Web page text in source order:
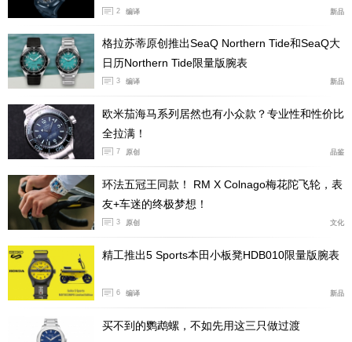
不同品牌矿物宝石作品，流行风强劲
尽管各家称呼不同，有称“硬质宝石”、有称“玉石”、有
称“装饰宝石”，但它们指向相同，我们取地质学上最原本
矿石能量玄学也席卷至制表领域，“生命力与保护之石”“智
慧与专注之石”“幸运机遇与能量疗愈之石”……就像星座命
理一样，“能量石”概念也可以增加腕表与人的互动，加强
腕表与人的关系。
2 编译 新品
格拉苏蒂原创推出SeaQ Northern Tide和SeaQ大
日历Northern Tide限量版腕表
3 编译 新品
欧米茄海马系列居然也有小众款？专业性和性价比
全拉满！
7 原创 品鉴
环法五冠王同款！ RM X Colnago梅花陀飞轮，表
友+车迷的终极梦想！
3 原创 文化
精工推出5 Sports本田小板凳HDB010限量版腕表
6 编译 新品
买不到的鹦鹉螺，不如先用这三只做过渡